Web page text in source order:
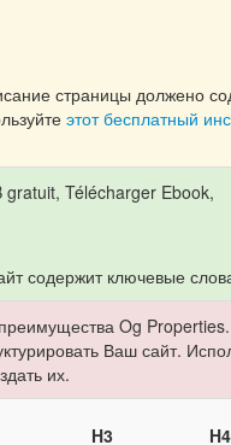
страницы должено
этот бесплатный
gratuit, Télécharger Ebook,
содержит ключевые
Og
Ваш сайт.
их.
H3 H4